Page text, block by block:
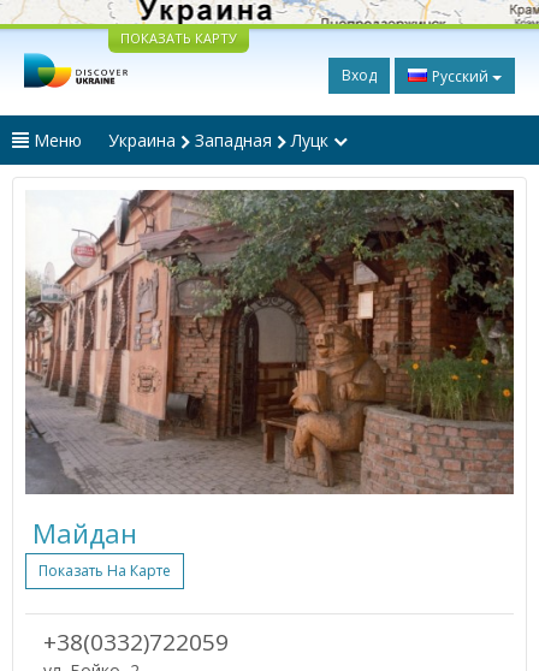
ПОКАЗАТЬ КАРТУ
Вход Русский
Меню Украина Западная Луцк
Майдан
Показать На Карте
+38(0332)722059